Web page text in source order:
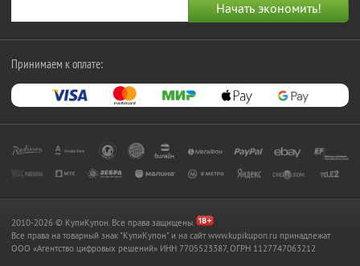
Принимаем к оплате:
2010-2026 © КупиКупон. Все права защищены.
Все права на товарный знак "КупиКупон" и на сайт www.kupikupon.ru принадлежат
OOO «Агентство цифровых решений» ИНН 7705523387, ОГРН 1127747063212